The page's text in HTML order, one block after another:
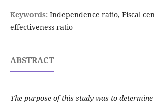
Keywords: Independence ratio, Fiscal
effectiveness ratio
ABSTRACT
The purpose of this study was to